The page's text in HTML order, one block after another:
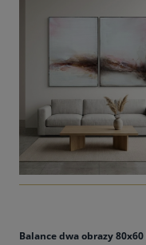
Balance dwa obrazy